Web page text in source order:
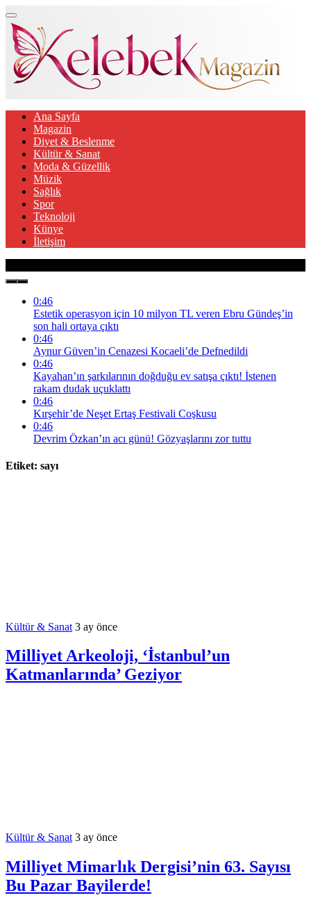
Ana Sayfa
Magazin
Diyet & Beslenme
Kültür & Sanat
Moda & Güzellik
Müzik
Sağlık
Spor
Teknoloji
Künye
İletişim
0:46
Estetik operasyon için 10 milyon TL veren Ebru Gündeş’in
son hali ortaya çıktı
0:46
Aynur Güven’in Cenazesi Kocaeli’de Defnedildi
0:46
Kayahan’ın şarkılarının doğduğu ev satışa çıktı! İstenen
rakam dudak uçuklattı
0:46
Kırşehir’de Neşet Ertaş Festivali Coşkusu
0:46
Devrim Özkan’ın acı günü! Gözyaşlarını zor tuttu
Etiket: sayı
Kültür & Sanat 3 ay önce
Milliyet Arkeoloji, ‘İstanbul’un
Katmanlarında’ Geziyor
Kültür & Sanat 3 ay önce
Milliyet Mimarlık Dergisi’nin 63. Sayısı
Bu Pazar Bayilerde!